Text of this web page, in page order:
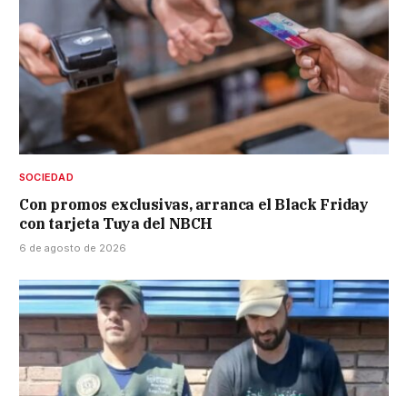
SOCIEDAD
Con promos exclusivas, arranca el Black Friday
con tarjeta Tuya del NBCH
6 de agosto de 2026